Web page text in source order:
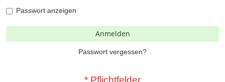
Passwort anzeigen
Anmelden
Passwort vergessen?